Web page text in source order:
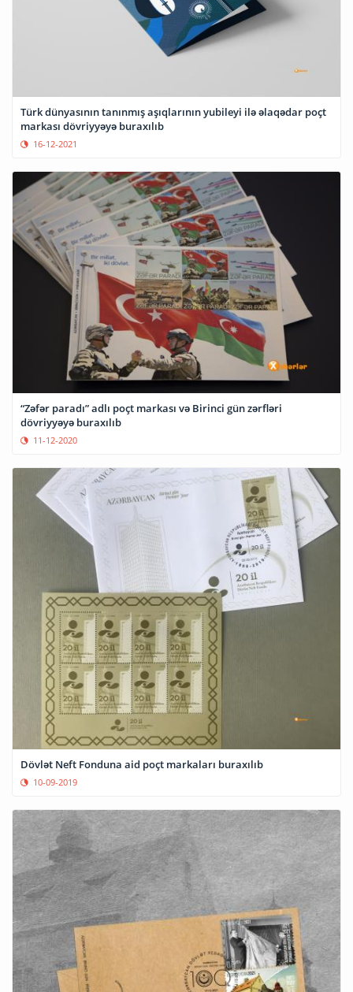
Türk dünyasının tanınmış aşıqlarının yubileyi ilə əlaqədar poçt
markası dövriyyəyə buraxılıb
16-12-2021
“Zəfər paradı” adlı poçt markası və Birinci gün zərfləri
dövriyyəyə buraxılıb
11-12-2020
Dövlət Neft Fonduna aid poçt markaları buraxılıb
10-09-2019